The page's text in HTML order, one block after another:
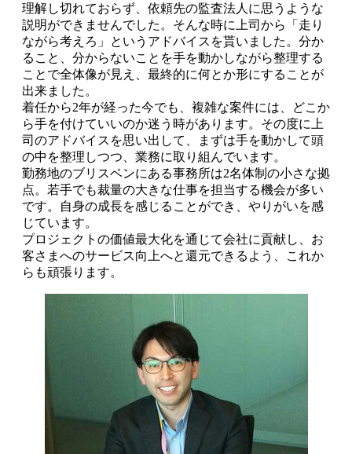
理解し切れておらず、依頼先の監査法人に思うような
説明ができませんでした。そんな時に上司から「走り
ながら考えろ」というアドバイスを貰いました。分か
ること、分からないことを手を動かしながら整理する
ことで全体像が見え、最終的に何とか形にすることが
出来ました。
着任から2年が経った今でも、複雑な案件には、どこか
ら手を付けていいのか迷う時があります。その度に上
司のアドバイスを思い出して、まずは手を動かして頭
の中を整理しつつ、業務に取り組んでいます。
勤務地のブリスベンにある事務所は2名体制の小さな拠
点。若手でも裁量の大きな仕事を担当する機会が多い
です。自身の成長を感じることができ、やりがいを感
じています。
プロジェクトの価値最大化を通じて会社に貢献し、お
客さまへのサービス向上へと還元できるよう、これか
らも頑張ります。